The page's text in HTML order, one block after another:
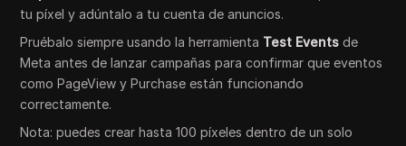
tu píxel y adúntalo a tu cuenta de anuncios.
Pruébalo siempre usando la herramienta Test Events de
Meta antes de lanzar campañas para confirmar que eventos
como PageView y Purchase están funcionando
correctamente.
Nota: puedes crear hasta 100 píxeles dentro de un solo